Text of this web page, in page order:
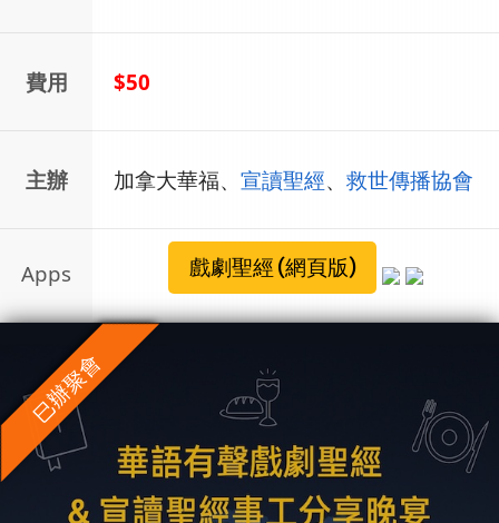
費用 $50
主辦 加拿大華福、 宣讀聖經、 救世傳播協會
Apps 戲劇聖經 (網頁版)